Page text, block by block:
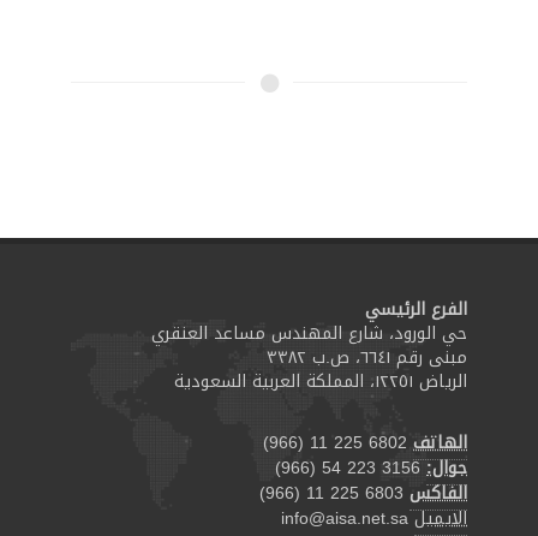
الفرع الرئيسي
حي الورود، شارع المهندس مساعد العنقري
مبنى رقم ٦٦٤١، ص.ب ٣٣٨٢
الرياض ١٢٢٥١، المملكة العربية السعودية
الهاتف (966) 11 225 6802
جوال: (966) 54 223 3156
الفاكس (966) 11 225 6803
الايميلinfo@aisa.net.sa